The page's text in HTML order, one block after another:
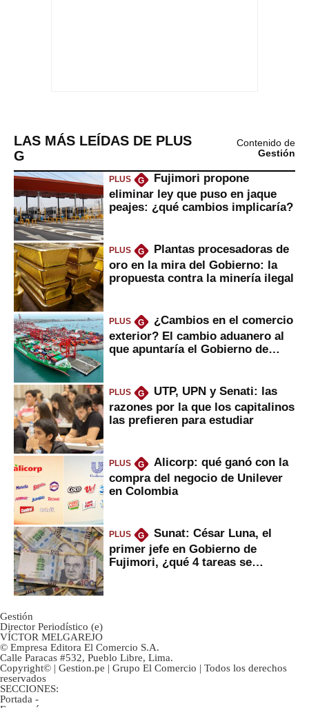
LAS MÁS LEÍDAS DE PLUS
G
Contenido de
Gestión
PLUS G
Fujimori propone
eliminar ley que puso en jaque
peajes: ¿qué cambios implicaría?
PLUS G
Plantas procesadoras de
oro en la mira del Gobierno: la
propuesta contra la minería ilegal
PLUS G
¿Cambios en el comercio
exterior? El cambio aduanero al
que apuntaría el Gobierno de
PLUS G
UTP, UPN y Senati: las
razones por la que los capitalinos
las prefieren para estudiar
PLUS G
Alicorp: qué ganó con la
compra del negocio de Unilever
en Colombia
PLUS G
Sunat: César Luna, el
primer jefe en Gobierno de
Fujimori, ¿qué 4 tareas se
Gestión
Director Periodístico (e)
VÍCTOR MELGAREJO
© Empresa Editora El Comercio S.A.
Calle Paracas #532, Pueblo Libre, Lima.
Copyright© | Gestion.pe | Grupo El Comercio | Todos los derechos
reservados
SECCIONES:
Portada -